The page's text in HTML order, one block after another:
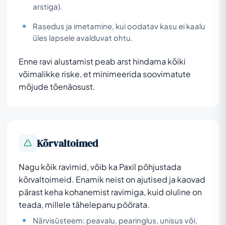
arstiga).
Rasedus ja imetamine, kui oodatav kasu ei kaalu
üles lapsele avalduvat ohtu.
Enne ravi alustamist peab arst hindama kõiki
võimalikke riske, et minimeerida soovimatute
mõjude tõenäosust.
Kõrvaltoimed
Nagu kõik ravimid, võib ka Paxil põhjustada
kõrvaltoimeid. Enamik neist on ajutised ja kaovad
pärast keha kohanemist ravimiga, kuid oluline on
teada, millele tähelepanu pöörata.
Närvisüsteem: peavalu, pearinglus, unisus või,